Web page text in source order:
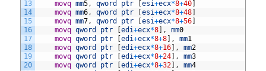
13
14
15
16
17
18
19
20
	movq
mm5, qword ptr [esi+ecx*8+40
	movq
mm6, qword ptr [esi+ecx*8+48
	movq
mm7, qword ptr [esi+ecx*8+56
	movq
qword ptr [edi+ecx*8 , mm0
	movq
qword ptr [edi+ecx*8+8 , mm1
	movq
qword ptr [edi+ecx*8+16 , mm2
	movq
qword ptr [edi+ecx*8+24 , mm3
	movq
qword ptr [edi+ecx*8+32 , mm4